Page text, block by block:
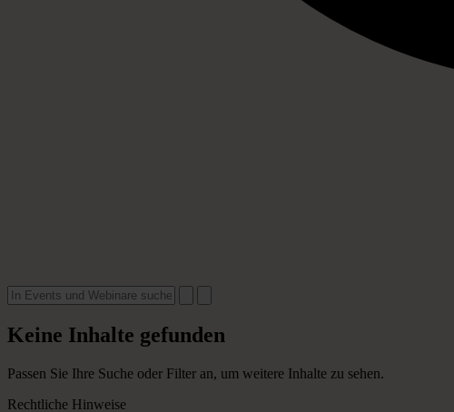
Keine Inhalte gefunden
Passen Sie Ihre Suche oder Filter an, um weitere Inhalte zu sehen.
Rechtliche Hinweise